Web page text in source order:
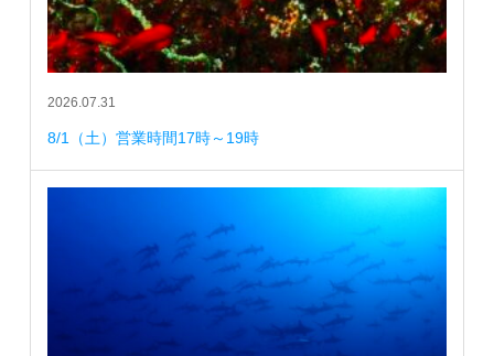
2026.07.31
8/1（土）営業時間17時～19時